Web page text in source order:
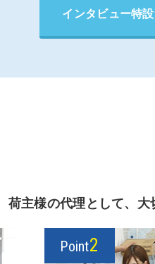
インタビュー特
荷主様の代理として、
Point2